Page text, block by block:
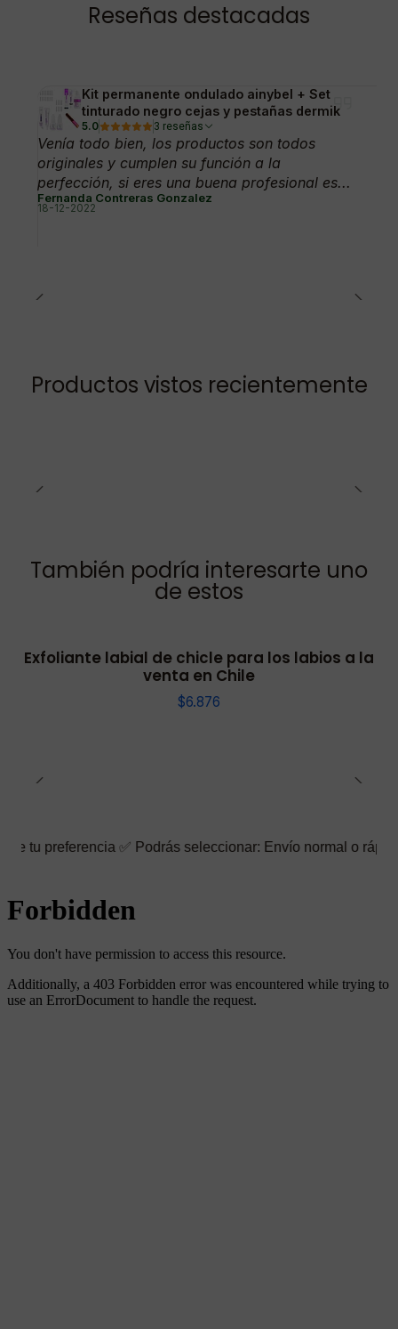
Reseñas destacadas
Kit permanente ondulado ainybel + Set
tinturado negro cejas y pestañas dermik
5.0 3 reseñas
Venía todo bien, los productos son todos
originales y cumplen su función a la
perfección, si eres una buena profesional es...
Fernanda Contreras Gonzalez
18-12-2022
Productos vistos recientemente
También podría interesarte uno
de estos
Exfoliante labial de chicle para los labios a la
venta en Chile
$6.876
✅ Podrás seleccionar: Envío normal o rápido ☑️